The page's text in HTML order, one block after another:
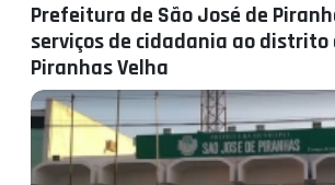
Prefeitura de São José de
serviços de cidadania ao distrito
Piranhas Velha